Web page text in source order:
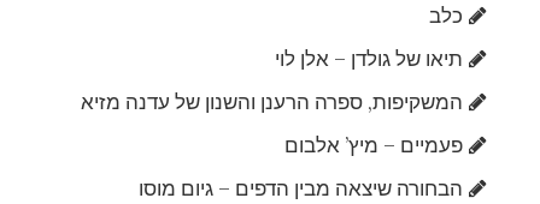
כלב
תיאו של גולדן – אלן לוי
המשקיפות, ספרה הרענן והשנון של עדנה מזיא
פעמיים – מיץ’ אלבום
הבחורה שיצאה מבין הדפים – גיום מוסו